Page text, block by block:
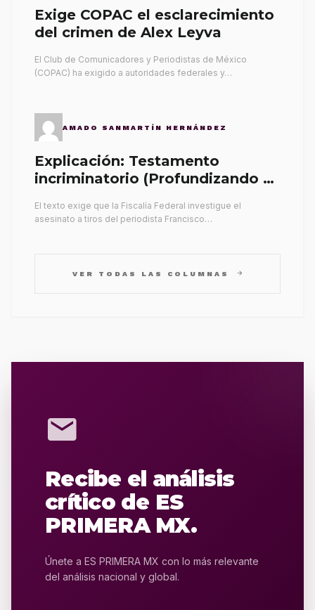
Exige COPAC el esclarecimiento
del crimen de Alex Leyva
El Club de Comunicadores y Periodistas de México
(COPAC) ha exigido a autoridades federales y…
AMADO SANMARTÍN HERNÁNDEZ
Explicación: Testamento
incriminatorio (Profundizando su
El texto exige que la Fiscalía Federal investigue el
asesinato a tiros del periodista Francisco…
VER TODAS LAS COLUMNAS arrow_forward
mail
Recibe el análisis
crítico de ES
PRIMERA MX.
Únete a ES PRIMERA MX con lo más relevante
del análisis nacional y global.